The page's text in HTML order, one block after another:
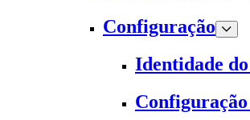
Configuração
Identidade